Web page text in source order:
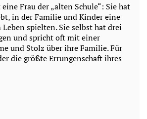
Frau der „alten Schule“: Sie hat
in der Familie und Kinder eine
spielten. Sie selbst hat drei
und spricht oft mit einer
und Stolz über ihre Familie. Für
die größte Errungenschaft ihres